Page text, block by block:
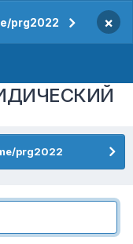
prg2022 ×
prg2022